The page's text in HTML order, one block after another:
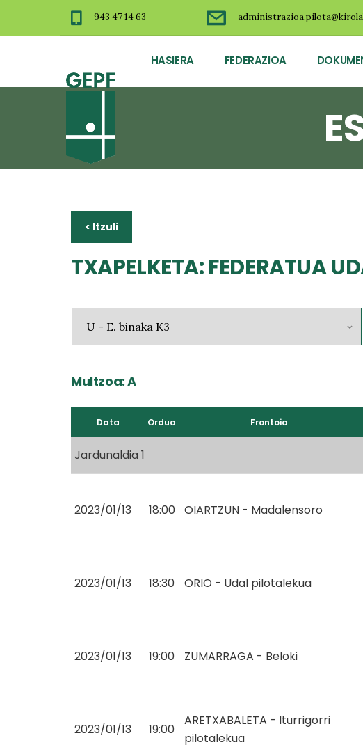
943 47 14 63
HASIERA FEDERAZIOA
< Itzuli
TXAPELKETA: FEDERATUA
Multzoa: A
Data Ordua Frontoia
Jardunaldia 1
2023/01/13 18:00 OIARTZUN - Madalensoro
2023/01/13 18:30 ORIO - Udal pilotalekua
2023/01/13 19:00 ZUMARRAGA - Beloki
2023/01/13 19:00
ARETXABALETA - Iturrigorri
pilotalekua